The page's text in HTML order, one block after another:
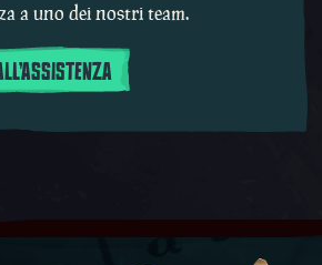
a uno dei nostri team.